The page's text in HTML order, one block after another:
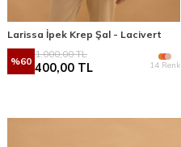
Larissa İpek Krep Şal - Lacivert
%60
1.000,00TL
400,00 TL 14 Renk